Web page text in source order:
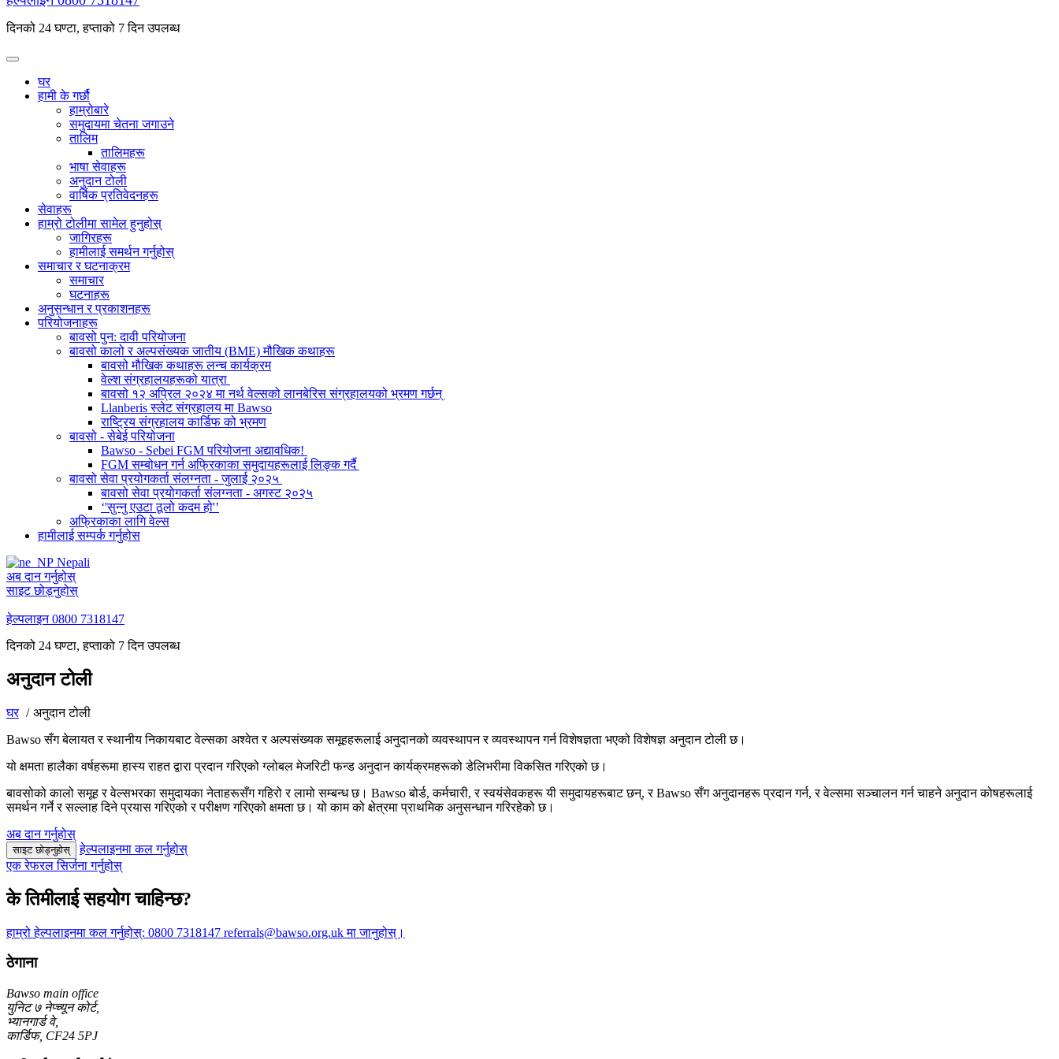
दिनको 24 घण्टा, हप्ताको 7 दिन उपलब्ध
घर
हामी के गर्छौ
हाम्रोबारे
समुदायमा चेतना जगाउने
तालिम
तालिमहरू
भाषा सेवाहरू
अनुदान टोली
वार्षिक प्रतिवेदनहरू
सेवाहरू
हाम्रो टोलीमा सामेल हुनुहोस्
जागिरहरू
हामीलाई समर्थन गर्नुहोस्
समाचार र घटनाक्रम
समाचार
घटनाहरू
अनुसन्धान र प्रकाशनहरू
परियोजनाहरू
बावसो पुन: दावी परियोजना
बावसो कालो र अल्पसंख्यक जातीय (BME) मौखिक कथाहरू
बावसो मौखिक कथाहरू लन्च कार्यक्रम
वेल्श संग्रहालयहरूको यात्रा
बावसो १२ अप्रिल २०२४ मा नर्थ वेल्सको लानबेरिस संग्रहालयको भ्रमण गर्छन्
Llanberis स्लेट संग्रहालय मा Bawso
राष्ट्रिय संग्रहालय कार्डिफ को भ्रमण
बावसो - सेबेई परियोजना
Bawso - Sebei FGM परियोजना अद्यावधिक!
FGM सम्बोधन गर्न अफ्रिकाका समुदायहरूलाई लिङ्क गर्दै
बावसो सेवा प्रयोगकर्ता संलग्नता - जुलाई २०२५
बावसो सेवा प्रयोगकर्ता संलग्नता - अगस्ट २०२५
‘'सुन्नु एउटा ठूलो कदम हो'’
अफ्रिकाका लागि वेल्स
हामीलाई सम्पर्क गर्नुहोस
Nepali
अब दान गर्नुहोस्
साइट छोड्नुहोस्
हेल्पलाइन0800 7318147
दिनको 24 घण्टा, हप्ताको 7 दिन उपलब्ध
अनुदान टोली
घर
अनुदान टोली
Bawso सँग बेलायत र स्थानीय निकायबाट वेल्सका अश्वेत र अल्पसंख्यक समूहहरूलाई अनुदानको व्यवस्थापन र व्यवस्थापन गर्न विशेषज्ञता भएको विशेषज्ञ अनुदान टोली छ।
यो क्षमता हालैका वर्षहरूमा हास्य राहत द्वारा प्रदान गरिएको ग्लोबल मेजरिटी फन्ड अनुदान कार्यक्रमहरूको डेलिभरीमा विकसित गरिएको छ।
बावसोको कालो समूह र वेल्सभरका समुदायका नेताहरूसँग गहिरो र लामो सम्बन्ध छ। Bawso बोर्ड, कर्मचारी, र स्वयंसेवकहरू यी समुदायहरूबाट छन्, र Bawso सँग अनुदानहरू प्रदान गर्न, र वेल्समा सञ्चालन गर्न चाहने अनुदान कोषहरूलाई
समर्थन गर्ने र सल्लाह दिने प्रयास गरिएको र परीक्षण गरिएको क्षमता छ। यो काम को क्षेत्रमा प्राथमिक अनुसन्धान गरिरहेको छ।
अब दान गर्नुहोस्
साइट छोड्नुहोस्
हेल्पलाइनमा कल गर्नुहोस्
एक रेफरल सिर्जना गर्नुहोस्
के तिमीलाई सहयोग चाहिन्छ?
हाम्रो हेल्पलाइनमा कल गर्नुहोस्: 0800 7318147 referrals@bawso.org.uk मा जानुहोस्।
ठेगाना
Bawso main office
युनिट ७ नेप्च्यून कोर्ट,
भ्यानगार्ड वे,
कार्डिफ, CF24 5PJ